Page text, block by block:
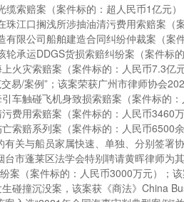
索赔案（案件标的：超人民币1亿元）
江口搁浅所涉抽油清污费用索赔案（
限公司船舶建造合同纠纷仲裁案（案
承运DDGS货损索赔纠纷案（案件
火灾索赔案（案件标的：人民币7.3
易/案例”；该案荣获广州市律师协会
车触碰飞机身致损索赔案（案件标的：
费用索赔案（案件标的：人民币3460万
索赔系列案（案件标的：人民币
关与船员家属快速、单独、分别签署
市蓬莱区法学会特别聘请黄晖律师为
案（案件标的：人民币3000万元）；
碰撞沉没案，该案获《商法》China